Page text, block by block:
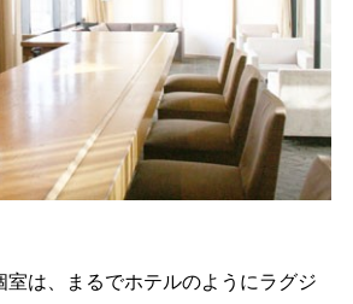
室は、まるでホテルのようにラグジ